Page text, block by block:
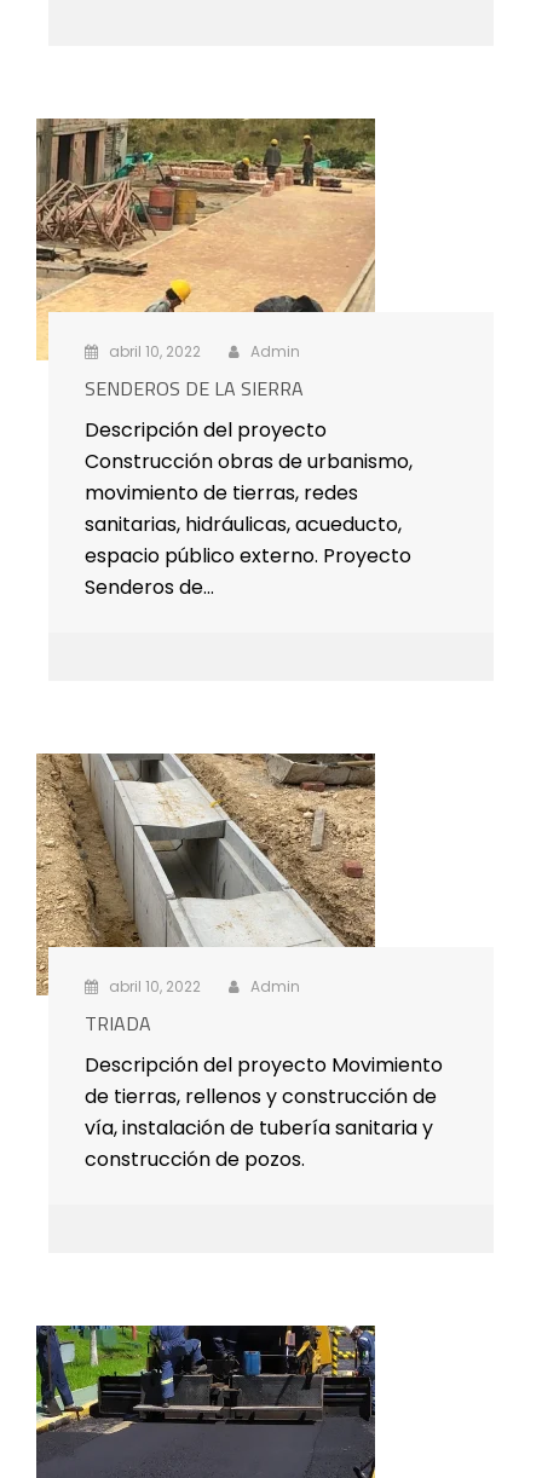
abril 10, 2022 Admin
SENDEROS DE LA SIERRA
Descripción del proyecto
Construcción obras de urbanismo,
movimiento de tierras, redes
sanitarias, hidráulicas, acueducto,
espacio público externo. Proyecto
Senderos de…
abril 10, 2022 Admin
TRIADA
Descripción del proyecto Movimiento
de tierras, rellenos y construcción de
vía, instalación de tubería sanitaria y
construcción de pozos.